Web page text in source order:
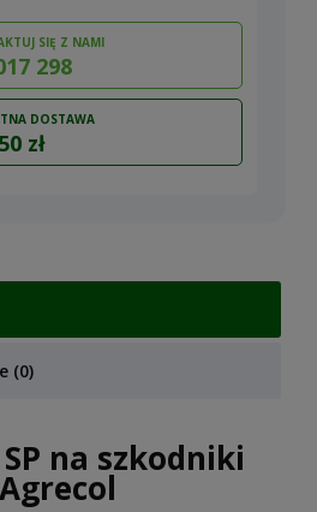
SIĘ Z NAMI
298
DOSTAWA
zł
(0)
na szkodniki